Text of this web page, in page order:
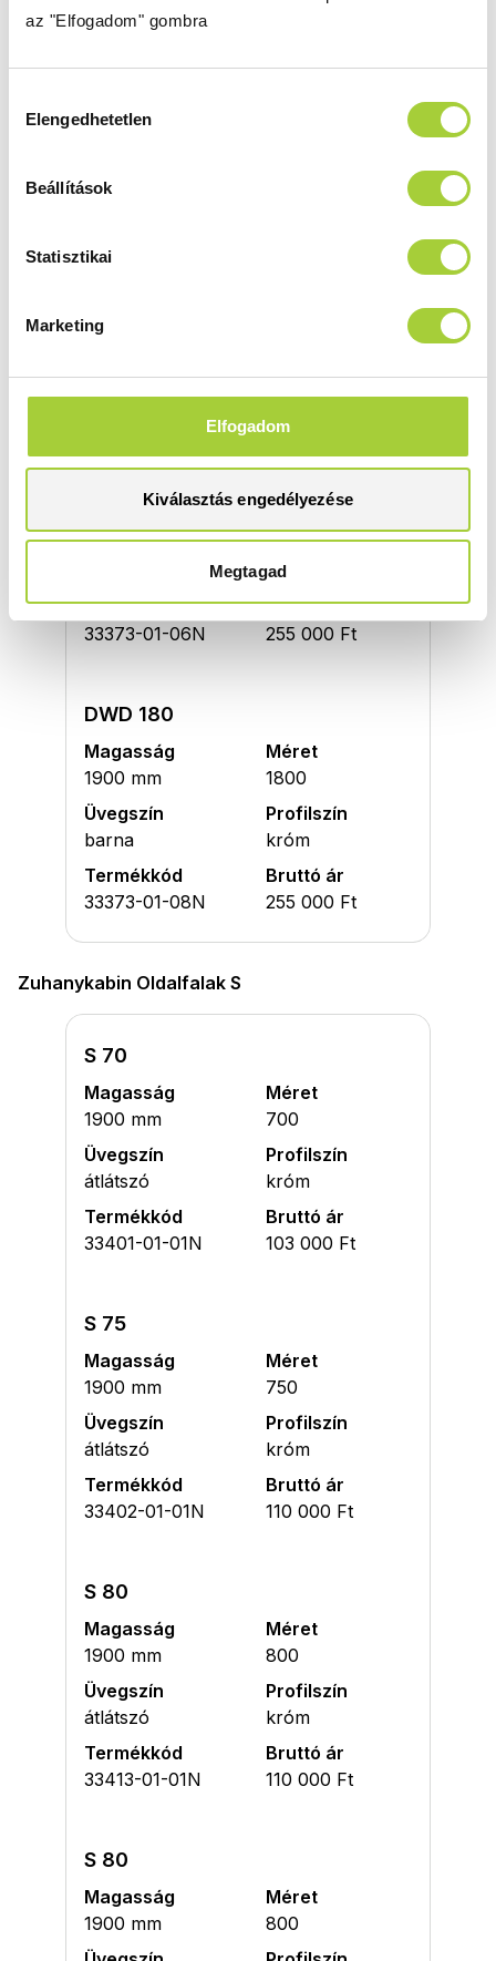
az "Elfogadom" gombra
kiválasztása
Elengedhetetlen
Beállítások
Statisztikai
Marketing
Elfogadom
Kiválasztás engedélyezése
Megtagad
Üvegszín
barna
Profilszín
Termékkód
Bruttó ár
DWD 180
Termékkód
1900 mm
1800
Üvegszín
Profilszín
króm
Termékkód
33373-01-06N
Bruttó ár
255 000 Ft
DWD 180
Magasság
1900 mm
Méret
1800
Üvegszín
barna
Profilszín
króm
Termékkód
33373-01-08N
Bruttó ár
255 000 Ft
Zuhanykabin Oldalfalak S
S 70
Magasság
1900 mm
Méret
700
Üvegszín
átlátszó
Profilszín
króm
Termékkód
33401-01-01N
Bruttó ár
103 000 Ft
S 75
Magasság
1900 mm
Méret
750
Üvegszín
átlátszó
Profilszín
króm
Termékkód
33402-01-01N
Bruttó ár
110 000 Ft
S 80
Magasság
1900 mm
Méret
800
Üvegszín
átlátszó
Profilszín
króm
Termékkód
33413-01-01N
Bruttó ár
110 000 Ft
S 80
Magasság
1900 mm
Méret
800